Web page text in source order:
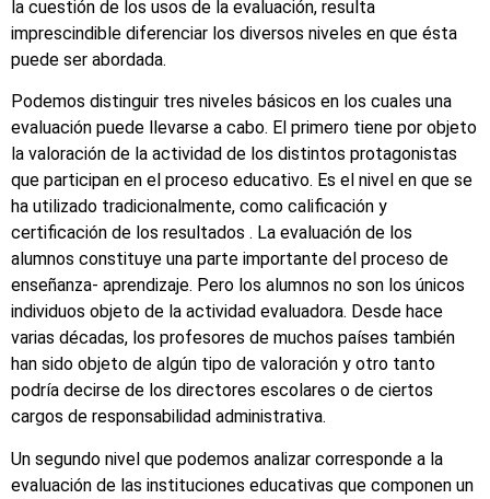
la cuestión de los usos de la evaluación, resulta
imprescindible diferenciar los diversos niveles en que ésta
puede ser abordada.
Podemos distinguir tres niveles básicos en los cuales una
evaluación puede llevarse a cabo. El primero tiene por objeto
la valoración de la actividad de los distintos protagonistas
que participan en el proceso educativo. Es el nivel en que se
ha utilizado tradicionalmente, como calificación y
certificación de los resultados . La evaluación de los
alumnos constituye una parte importante del proceso de
enseñanza- aprendizaje. Pero los alumnos no son los únicos
individuos objeto de la actividad evaluadora. Desde hace
varias décadas, los profesores de muchos países también
han sido objeto de algún tipo de valoración y otro tanto
podría decirse de los directores escolares o de ciertos
cargos de responsabilidad administrativa.
Un segundo nivel que podemos analizar corresponde a la
evaluación de las instituciones educativas que componen un